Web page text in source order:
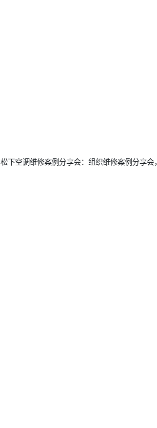
松下空调维修案例分享会：组织维修案例分享会